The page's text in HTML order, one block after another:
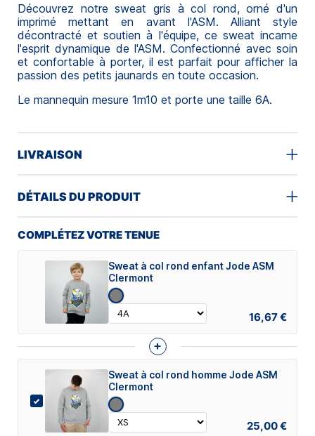
Découvrez notre sweat gris à col rond, orné d'un
imprimé mettant en avant l'ASM. Alliant style
décontracté et soutien à l'équipe, ce sweat incarne
l'esprit dynamique de l'ASM. Confectionné avec soin
et confortable à porter, il est parfait pour afficher la
passion des petits jaunards en toute occasion.
Le mannequin mesure 1m10 et porte une taille 6A.
LIVRAISON
DÉTAILS DU PRODUIT
COMPLÉTEZ VOTRE TENUE
Sweat à col rond enfant Jode ASM
Clermont
16,67 €
+
Sweat à col rond homme Jode ASM
Clermont
25,00 €